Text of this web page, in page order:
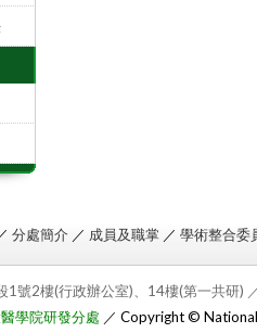
分處簡介 ／ 成員及職掌 ／ 學術整合委
1號2樓(行政辦公室)、14樓(第一共研)
學院研發分處 ／ Copyright ©